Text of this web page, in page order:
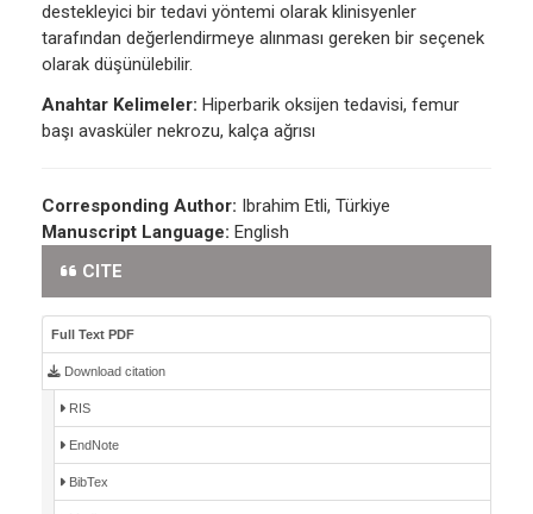
destekleyici bir tedavi yöntemi olarak klinisyenler
tarafından değerlendirmeye alınması gereken bir seçenek
olarak düşünülebilir.
Anahtar Kelimeler: Hiperbarik oksijen tedavisi, femur
başı avasküler nekrozu, kalça ağrısı
Corresponding Author: Ibrahim Etli, Türkiye
Manuscript Language: English
CITE
Full Text PDF
Download citation
RIS
EndNote
BibTex